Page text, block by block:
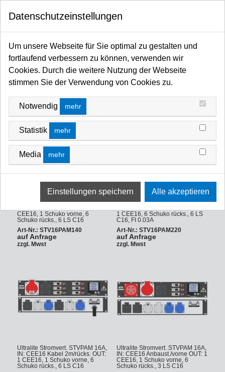
Startseite Kabel / Stecker / Verteiler
Stromverteiler
19 ZOLL - 2HE STROMVERTEILER 16A MIT
MULTIMESSGERÄT
Ultralite Stromvert. STVPAM 16A,
CEE16, 1 Schuko vorne, 6
Schuko rücks., 6 LS C16
Art-Nr.: STV16PAM140
auf Anfrage
zzgl. Mwst
Ultralite Stromvert. STVPAM 16A,
1 CEE16, 6 Schuko rücks., 6 LS
C16, FI 0.03A
Art-Nr.: STV16PAM220
auf Anfrage
zzgl. Mwst
Ultralite Stromvert. STVPAM 16A,
IN: CEE16 Kabel 2m/rücks. OUT:
1 CEE16, 1 Schuko vorne, 6
Schuko rücks., 6 LS C16
Ultralite Stromvert. STVPAM 16A,
IN: CEE16 Anbaust./vorne OUT: 1
CEE16, 1 Schuko vorne, 6
Schuko rücks., 3 LS C16
Datenschutzeinstellungen
Um unsere Webseite für Sie optimal zu gestalten und
fortlaufend verbessern zu können, verwenden wir
Cookies. Durch die weitere Nutzung der Webseite
stimmen Sie der Verwendung von Cookies zu.
Notwendig mehr
Statistik mehr
Media mehr